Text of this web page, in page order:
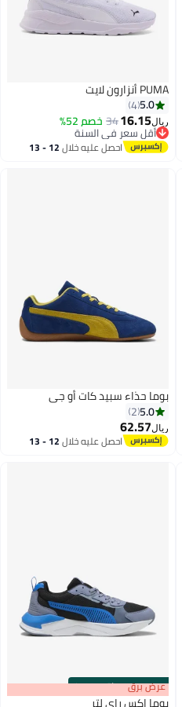
PUMA أنزارون لايت
5.0
4
ريال16.15
34 خصم 52%
أقل سعر في السنة
أقل سعر في السنة
احصل عليه خلال 12 - 13
اغسطس
بوما حذاء سبيد كات أو جي
5.0
2
ريال62.57
احصل عليه خلال 12 - 13
00m:00s
·باقي 100% عرض برق